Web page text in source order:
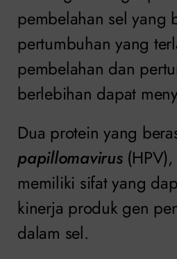
pembelahan sel yang
pertumbuhan yang
pembelahan dan
berlebihan dapat
Dua protein yang
papillomavirus(HPV),
memiliki sifat yang
kinerja produk gen
dalam sel.